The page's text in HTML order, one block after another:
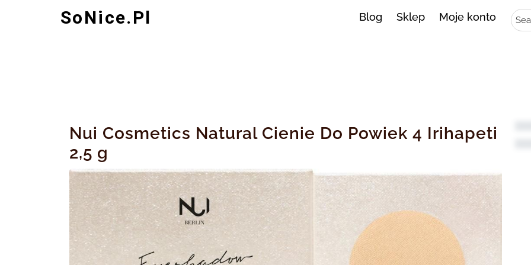
SoNice.pl Blog Sklep Moje konto
Nui Cosmetics Natural Cienie Do Powiek 4 Irihapeti
2,5 g